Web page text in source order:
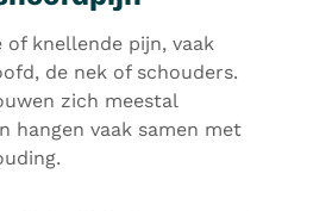
of knellende pijn, vaak
de nek of schouders.
zich meestal
hangen vaak samen met